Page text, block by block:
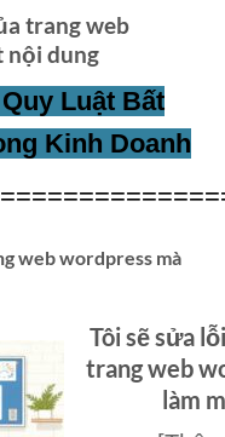
trang web
nội dung
Luật Bất
Kinh Doanh
web wordpress mà
Tôi sẽ sửa
trang web
làm